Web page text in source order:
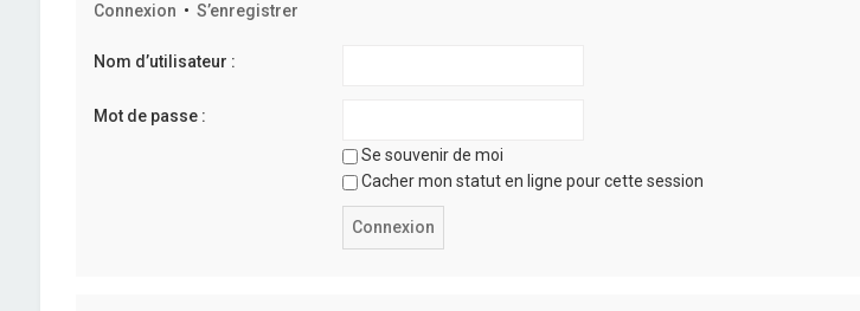
Connexion • S’enregistrer
Nom d’utilisateur :
Mot de passe :
Se souvenir de moi
Cacher mon statut en ligne pour cette session